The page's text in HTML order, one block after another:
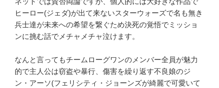
ヒーロー(ジェダ)が出て来ないスターウォーズで名も無き
兵士達が未来への希望を繋ぐため決死の覚悟でミッショ
ンに挑む話でメチャメチャ泣けます。
なんと言ってもチームローグワンのメンバー全員が魅力
的で主人公は窃盗や暴行、傷害を繰り返す不良娘のジ
ン・アーソ(フェリシティ・ジョーンズが綺麗で可愛いて